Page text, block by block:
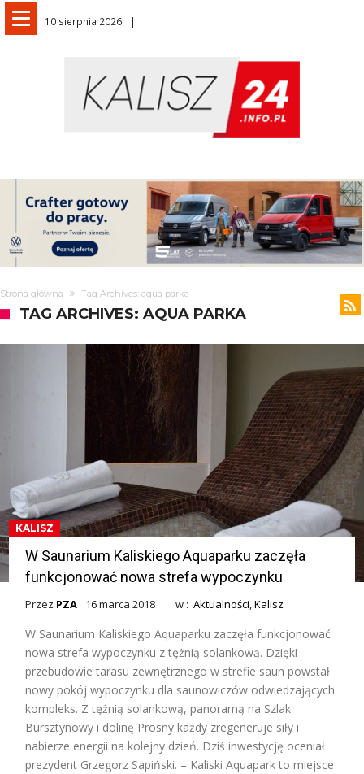
10 sierpnia 2026
Strona główna Tag Archives: aqua parka
TAG ARCHIVES: AQUA PARKA
KALISZ
W Saunarium Kaliskiego Aquaparku zaczęła
funkcjonować nowa strefa wypoczynku
Przez PZA 16 marca 2018 w :Aktualności,Kalisz
W Saunarium Kaliskiego Aquaparku zaczęła funkcjonować
nowa strefa wypoczynku z tężnią solankową. Dzięki
przebudowie tarasu zewnętrznego w strefie saun powstał
nowy pokój wypoczynku dla saunowiczów odwiedzających
kompleks. Z tężnią solankową, panoramą na Szlak
Bursztynowy i dolinę Prosny każdy zregeneruje siły i
nabierze energii na kolejny dzień. Dziś inwestycję oceniał
prezydent Grzegorz Sapiński. – Kaliski Aquapark to miejsce